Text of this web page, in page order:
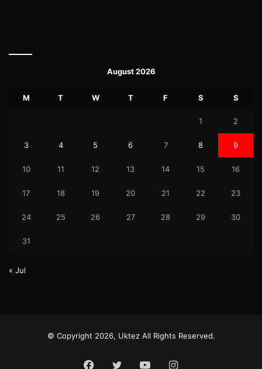
August 2026
M T W T F S S
1 2
3 4 5 6 7 8 9
10 11 12 13 14 15 16
17 18 19 20 21 22 23
24 25 26 27 28 29 30
31
« Jul
© Copyright 2026, Uktez All Rights Reserved.
Facebook
Twitter YouTubeInstagram